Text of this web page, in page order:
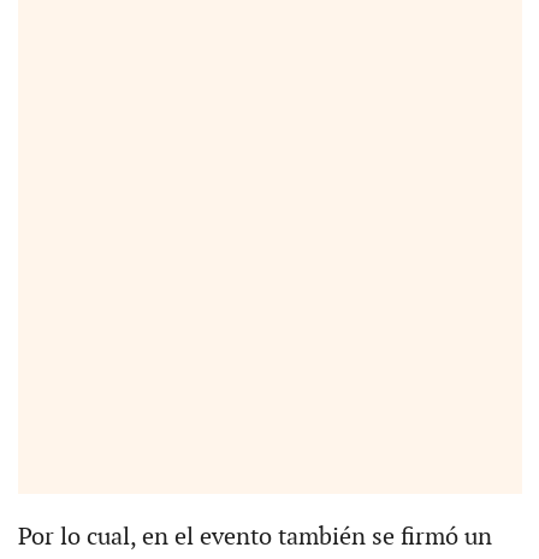
Por lo cual, en el evento también se firmó un